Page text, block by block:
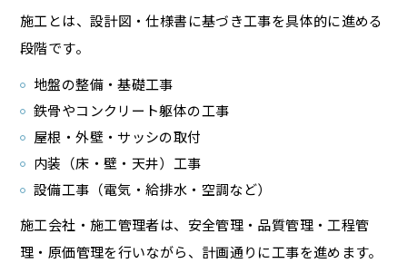
施工とは、設計図・仕様書に基づき工事を具体的に進める
段階です。
地盤の整備・基礎工事
鉄骨やコンクリート躯体の工事
屋根・外壁・サッシの取付
内装（床・壁・天井）工事
設備工事（電気・給排水・空調など）
施工会社・施工管理者は、安全管理・品質管理・工程管
理・原価管理を行いながら、計画通りに工事を進めます。